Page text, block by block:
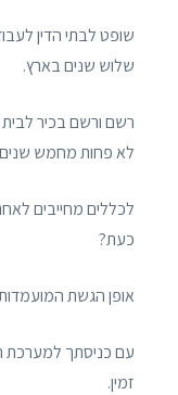
שופט לבתי הדין
שלוש שנים בארץ.
רשם ורשם בכיר
לא פחות מחמש
לכללים מחייבים
כעת?
אופן הגשת
עם כניסתך
זמין.